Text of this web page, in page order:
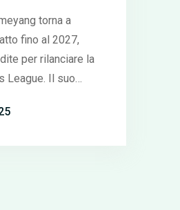
torna a
fino al 2027,
per rilanciare la
League. Il suo